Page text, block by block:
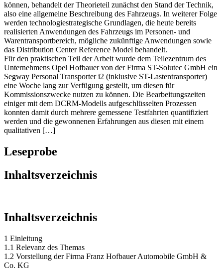
diesen Bereich festzustellen und aufzuzeigen, was dafür nötig wäre.
Um allerdings die notwendigen Voraussetzungen schaffen zu
können, behandelt der Theorieteil zunächst den Stand der Technik,
also eine allgemeine Beschreibung des Fahrzeugs. In weiterer Folge
werden technologiestrategische Grundlagen, die heute bereits
realisierten Anwendungen des Fahrzeugs im Personen- und
Warentransportbereich, mögliche zukünftige Anwendungen sowie
das Distribution Center Reference Model behandelt.
Für den praktischen Teil der Arbeit wurde dem Teilezentrum des
Unternehmens Opel Hofbauer von der Firma ST-Solutec GmbH ein
Segway Personal Transporter i2 (inklusive ST-Lastentransporter)
eine Woche lang zur Verfügung gestellt, um diesen für
Kommissionszwecke nutzen zu können. Die Bearbeitungszeiten
einiger mit dem DCRM-Modells aufgeschlüsselten Prozessen
konnten damit durch mehrere gemessene Testfahrten quantifiziert
qualitativen […]
Leseprobe
Inhaltsverzeichnis
1 Einleitung
1.1 Relevanz des Themas